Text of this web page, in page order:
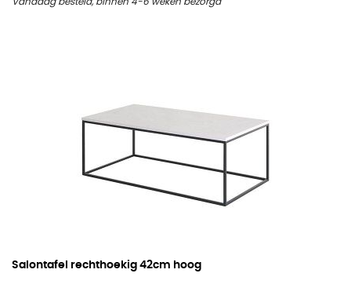
Salontafel rechthoekig 42cm hoog